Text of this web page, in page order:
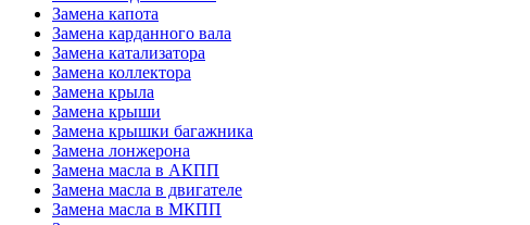
Замена капота
Замена карданного вала
Замена катализатора
Замена коллектора
Замена крыла
Замена крыши
Замена крышки багажника
Замена лонжерона
Замена масла в АКПП
Замена масла в двигателе
Замена масла в МКПП